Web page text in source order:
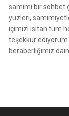
samimi bir sohbet
yüzleri,
içimizi ısıtan tüm
teşekkür
beraberliğimiz